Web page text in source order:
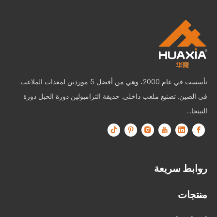
تأسست في عام 2000، وهي من أفضل 5 موردين لمعدات الملاعب
في الصين. تصنيع ملعب داخلي. حديقة الترامبولين دورة الحبل دورة
النينجا...
روابط سريعة
منتجات